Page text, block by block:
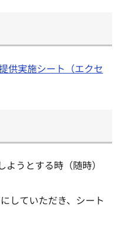
供実施シート（エクセ
うとする時（随時）
していただき、シート